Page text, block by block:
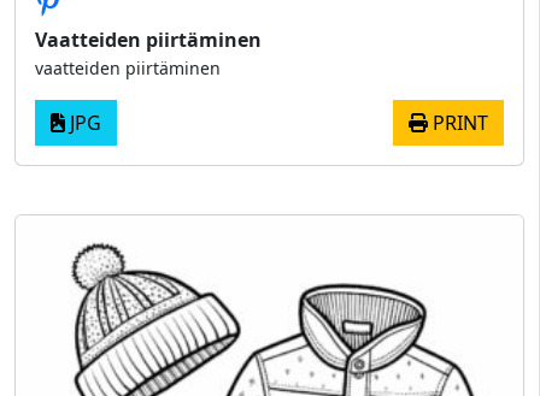
Vaatteiden piirtäminen
vaatteiden piirtäminen
JPG PRINT